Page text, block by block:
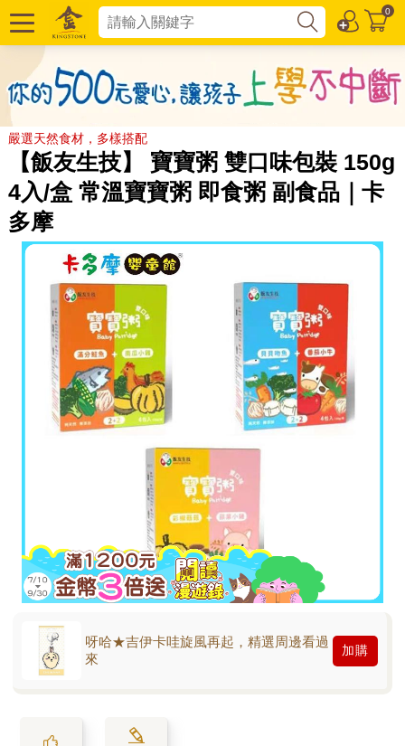
0
嚴選天然食材，多樣搭配
【飯友生技】 寶寶粥 雙口味包裝 150g
4入/盒 常溫寶寶粥 即食粥 副食品｜卡
多摩
呀哈★吉伊卡哇旋風再起，精選周邊看過
來
加購